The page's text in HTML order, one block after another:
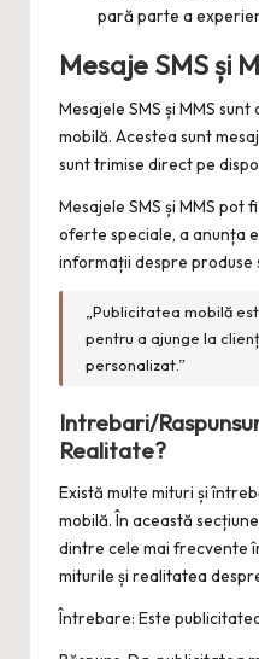
pară parte a
Mesaje SMS și
Mesajele SMS și MMS
mobilă. Acestea sunt
sunt trimise direct pe
Mesajele SMS și MMS
oferte speciale, a anunța
informații despre produse
„Publicitatea mobilă
pentru a ajunge la
personalizat.”
Intrebari/
Realitate?
Există multe mituri și
mobilă. În această
dintre cele mai frecvente
miturile și realitatea
Întrebare: Este